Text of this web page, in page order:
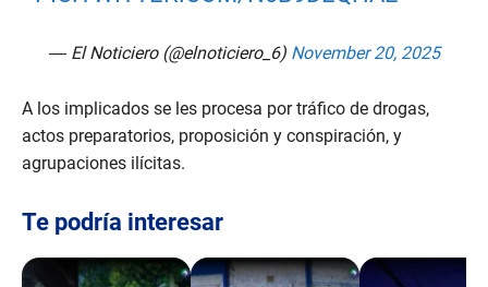
— El Noticiero (@elnoticiero_6) November 20, 2025
A los implicados se les procesa por tráfico de drogas,
actos preparatorios, proposición y conspiración, y
agrupaciones ilícitas.
Te podría interesar